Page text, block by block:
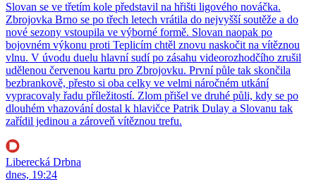
Slovan se ve třetím kole představil na hřišti ligového nováčka.
Zbrojovka Brno se po třech letech vrátila do nejvyšší soutěže a do
nové sezony vstoupila ve výborné formě. Slovan naopak po
bojovném výkonu proti Teplicím chtěl znovu naskočit na vítěznou
vlnu. V úvodu duelu hlavní sudí po zásahu videorozhodčího zrušil
udělenou červenou kartu pro Zbrojovku. První půle tak skončila
bezbrankově, přesto si oba celky ve velmi náročném utkání
vypracovaly řadu příležitostí. Zlom přišel ve druhé půli, kdy se po
dlouhém vhazování dostal k hlavičce Patrik Dulay a Slovanu tak
zařídil jedinou a zároveň vítěznou trefu.
Liberecká Drbna
dnes, 19:24